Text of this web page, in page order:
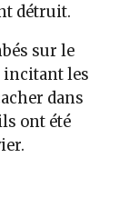
détruit.
sur le
incitant les
dans
ont été